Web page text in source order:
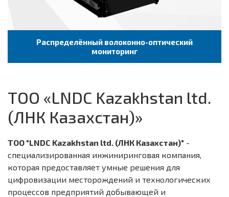
Распределённый волоконно-оптический
мониторинг
TОО «LNDC Kazakhstan ltd.
(ЛНК Казахстан)»
ТОО "LNDC Kazakhstan ltd. (ЛНК Казахстан)" -
специализированная инжиниринговая компания,
которая предоставляет умные решения для
цифровизации месторождений и технологических
процессов предприятий добывающей и